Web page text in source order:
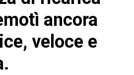
ancora
veloce e